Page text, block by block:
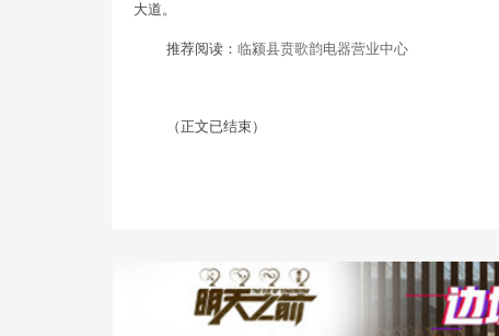
大道。
推荐阅读： 临颍县贲歌韵电器营业中心
（正文已结束）